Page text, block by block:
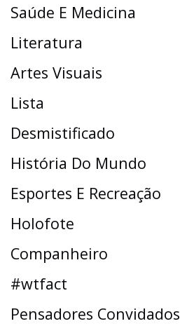
Saúde E Medicina
Literatura
Artes Visuais
Lista
Desmistificado
História Do Mundo
Esportes E Recreação
Holofote
Companheiro
#wtfact
Pensadores Convidados